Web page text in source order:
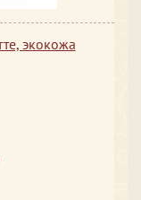
экокожа